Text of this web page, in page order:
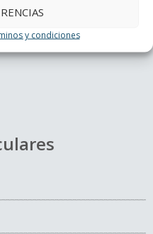
y condiciones
para tus ojos